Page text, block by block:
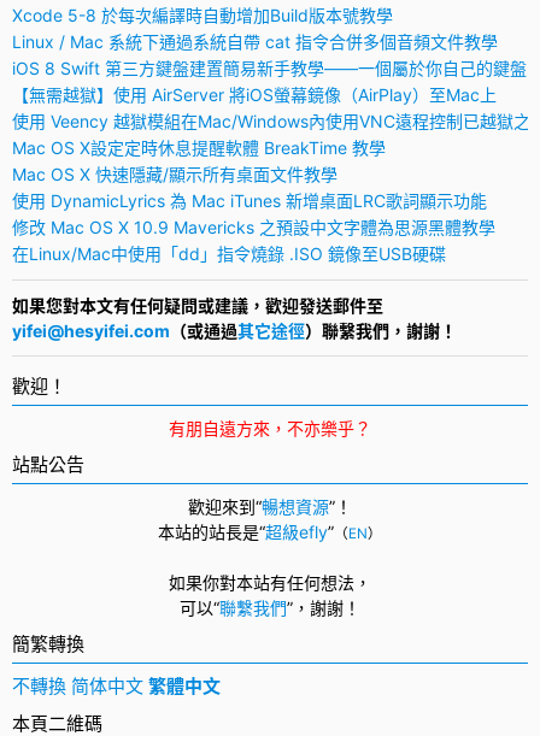
Xcode 5-8 於每次編譯時自動增加Build版本號教學
Linux / Mac 系統下通過系統自帶 cat 指令合併多個音頻文件教學
iOS 8 Swift 第三方鍵盤建置簡易新手教學——一個屬於你自己的鍵盤
【無需越獄】使用 AirServer 將iOS螢幕鏡像（AirPlay）至Mac上
使用 Veency 越獄模組在Mac/Windows內使用VNC遠程控制已越獄之
Mac OS X設定定時休息提醒軟體 BreakTime 教學
Mac OS X 快速隱藏/顯示所有桌面文件教學
使用 DynamicLyrics 為 Mac iTunes 新增桌面LRC歌詞顯示功能
修改 Mac OS X 10.9 Mavericks 之預設中文字體為思源黑體教學
在Linux/Mac中使用「dd」指令燒錄 .ISO 鏡像至USB硬碟
如果您對本文有任何疑問或建議，歡迎發送郵件至
yifei@hesyifei.com （或通過其它途徑）聯繫我們，謝謝！
歡迎！
有朋自遠方來，不亦樂乎？
站點公告
歡迎來到“暢想資源”！
本站的站長是“超級efly” （EN）
如果你對本站有任何想法，
可以“聯繫我們”， 謝謝！
簡繁轉換
不轉換 简体中文 繁體中文
本頁二維碼